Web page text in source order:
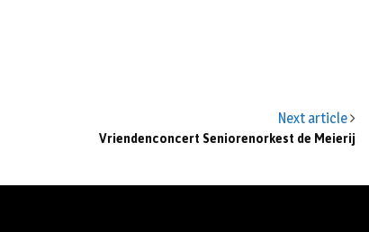
Next article
Vriendenconcert Seniorenorkest de Meierij